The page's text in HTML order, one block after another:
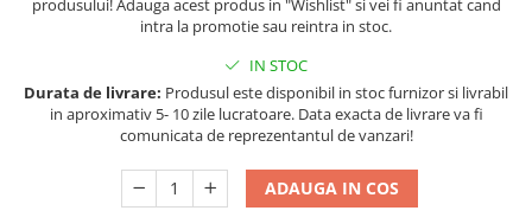
produsului! Adauga acest produs in "Wishlist" si vei fi anuntat cand
intra la promotie sau reintra in stoc.
IN STOC
Durata de livrare: Produsul este disponibil in stoc furnizor si livrabil
in aproximativ 5- 10 zile lucratoare. Data exacta de livrare va fi
comunicata de reprezentantul de vanzari!
ADAUGA IN COS